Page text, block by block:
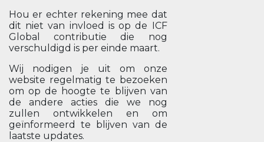
Hou er echter rekening mee dat
dit niet van invloed is op de ICF
Global contributie die nog
verschuldigd is per einde maart.
Wij nodigen je uit om onze
website regelmatig te bezoeken
om op de hoogte te blijven van
de andere acties die we nog
zullen ontwikkelen en om
geïnformeerd te blijven van de
laatste updates.